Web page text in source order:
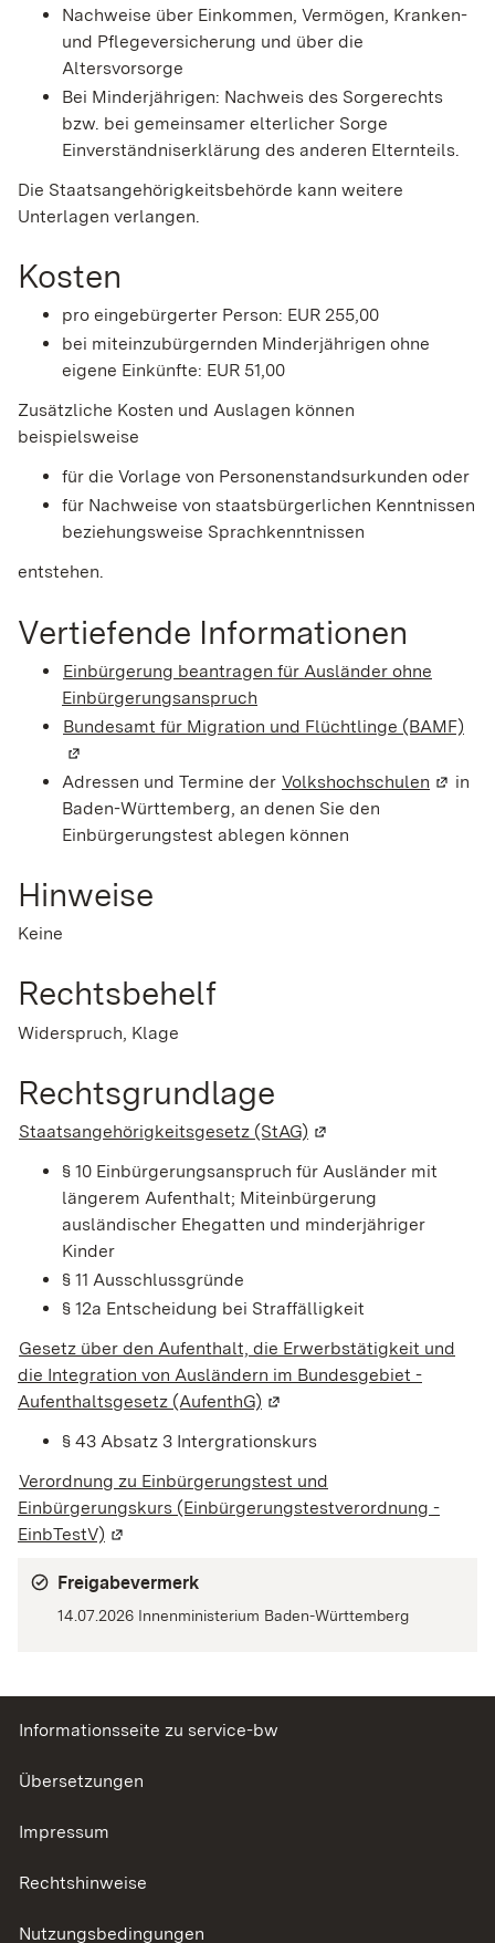
Nachweise über Einkommen, Vermögen, Kranken-
und Pflegeversicherung und über die
Altersvorsorge
Bei Minderjährigen: Nachweis des Sorgerechts
bzw. bei gemeinsamer elterlicher Sorge
Einverständniserklärung des anderen Elternteils.
Die Staatsangehörigkeitsbehörde kann weitere
Unterlagen verlangen.
Kosten
pro eingebürgerter Person: EUR 255,00
bei miteinzubürgernden Minderjährigen ohne
eigene Einkünfte: EUR 51,00
Zusätzliche Kosten und Auslagen können
beispielsweise
für die Vorlage von Personenstandsurkunden oder
für Nachweise von staatsbürgerlichen Kenntnissen
beziehungsweise Sprachkenntnissen
entstehen.
Vertiefende Informationen
Einbürgerung beantragen für Ausländer ohne
Einbürgerungsanspruch
Bundesamt für Migration und Flüchtlinge (BAMF)
Adressen und Termine der Volkshochschulen (Wird
in
Baden-Württemberg, an denen Sie den
Einbürgerungstest ablegen können
Hinweise
Keine
Rechtsbehelf
Widerspruch, Klage
Rechtsgrundlage
Staatsangehörigkeitsgesetz (StAG) (Wird in einem neuen
§ 10 Einbürgerungsanspruch für Ausländer mit
längerem Aufenthalt; Miteinbürgerung
ausländischer Ehegatten und minderjähriger
Kinder
§ 11 Ausschlussgründe
§ 12a Entscheidung bei Straffälligkeit
Gesetz über den Aufenthalt, die Erwerbstätigkeit und
die Integration von Ausländern im Bundesgebiet -
Aufenthaltsgesetz (AufenthG) (Wird in einem neuen
§ 43 Absatz 3 Intergrationskurs
Verordnung zu Einbürgerungstest und
Einbürgerungskurs (Einbürgerungstestverordnung -
EinbTestV) (Wird in einem neuen Fenster geöffnet)
Freigabevermerk
14.07.2026 Innenministerium Baden-Württemberg
Informationsseite zu service-bw
Übersetzungen
Impressum
Rechtshinweise
Nutzungsbedingungen